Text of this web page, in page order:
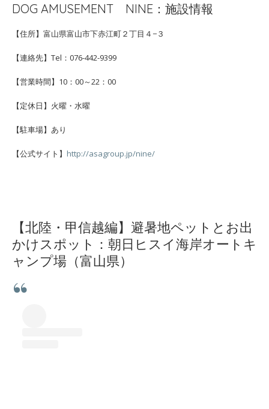
DOG AMUSEMENT NINE：施設情報
【住所】富山県富山市下赤江町２丁目４−３
【連絡先】Tel：076-442-9399
【営業時間】10：00～22：00
【定休日】火曜・水曜
【駐車場】あり
【公式サイト】 http://asagroup.jp/nine/
【北陸・甲信越編】避暑地ペットとお出
かけスポット：朝日ヒスイ海岸オートキ
ャンプ場（富山県）